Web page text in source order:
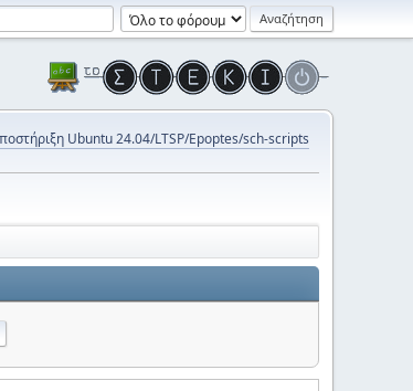
Ubuntu 24.04/LTSP/Epoptes/sch-scripts